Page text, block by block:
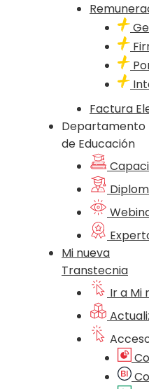
Factura
Departamento
de Educación
Mi nueva
Transtecnia
Ir a Mi